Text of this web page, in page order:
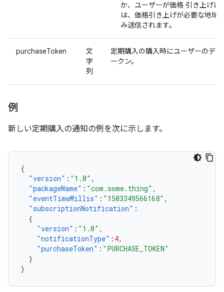
か、ユーザーが価格 引き上げに
は、価格引き上げが必要な地域
み送信されます。
purchaseToken
文
字
列
定期購入の購入時にユーザーのデ
ークン。
例
新しい定期購入の通知の例を次に示します。
{
"version" : "1.0" ,
"packageName" : "com.some.thing" ,
"eventTimeMillis" : "1503349566168" ,
"subscriptionNotification" :
{
"version" : "1.0" ,
"notificationType" : 4,
"purchaseToken" : "PURCHASE_TOKEN"
}
}